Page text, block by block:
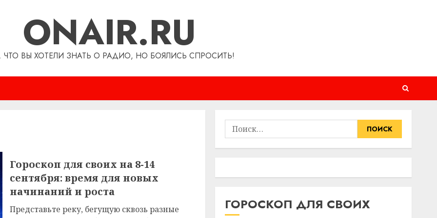
ONAIR.RU
ЧТО ВЫ ХОТЕЛИ ЗНАТЬ О РАДИО, НО БОЯЛИСЬ СПРОСИТЬ!
Гороскоп для своих на 8-14
сентября: время для новых
начинаний и роста
Представьте реку, бегущую сквозь разные
Найти:
ГОРОСКОП ДЛЯ СВОИХ